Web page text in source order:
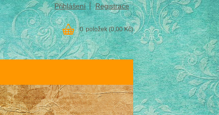
Přihlášení Registrace
0 položek (0,00 Kč)